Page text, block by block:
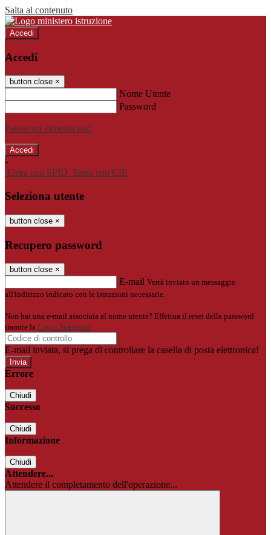
Salta al contenuto
Accedi
Accedi
button close ×
Nome Utente
Password
Password dimenticata?
-
Entra con SPID Entra con CIE
Seleziona utente
button close ×
Recupero password
button close ×
E-mail Verrà inviato un messaggio
all'indirizzo indicato con le istruzioni necessarie.
Non hai una e-mail associata al nome utente? Effettua il reset della password
tramite la Login Spaggiari
E-mail inviata, si prega di controllare la casella di posta elettronica!
Errore
Chiudi
Successo
Chiudi
Informazione
Chiudi
Attendere...
Attendere il completamento dell'operazione...